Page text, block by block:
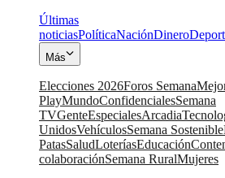
Últimas
noticiasPolíticaNaciónDinero
Más
Elecciones 2026Foros Semana
PlayMundoConfidencialesSemana
TVGenteEspecialesArcadia
UnidosVehículosSemana Sostenible
PatasSaludLoteríasEducación
colaboraciónSemana RuralMujeres